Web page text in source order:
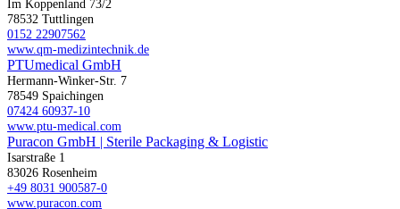
Im Koppenland 73/2
78532 Tuttlingen
0152 22907562
www.qm-medizintechnik.de
PTUmedical GmbH
Hermann-Winker-Str. 7
78549 Spaichingen
07424 60937-10
www.ptu-medical.com
Puracon GmbH | Sterile Packaging & Logistic
Isarstraße 1
83026 Rosenheim
+49 8031 900587-0
www.puracon.com